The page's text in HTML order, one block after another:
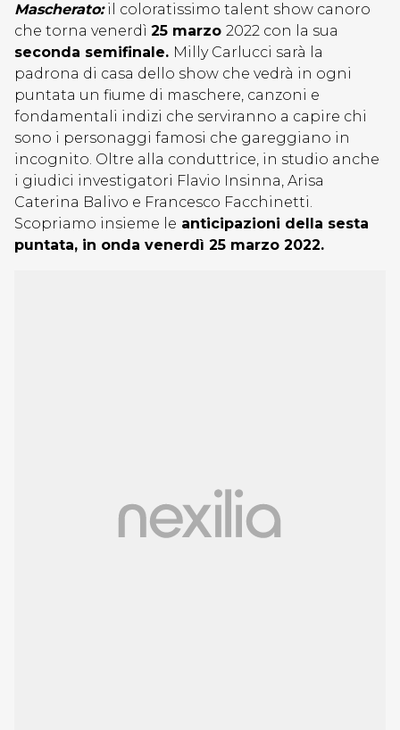
Mascherato:il coloratissimo talent show canoro
che torna venerdì 25 marzo 2022 con la sua
seconda semifinale. Milly Carlucci sarà la
padrona di casa dello show che vedrà in ogni
puntata un fiume di maschere, canzoni e
fondamentali indizi che serviranno a capire chi
sono i personaggi famosi che gareggiano in
incognito. Oltre alla conduttrice, in studio anche
i giudici investigatori Flavio Insinna, Arisa
Caterina Balivo e Francesco Facchinetti.
Scopriamo insieme le anticipazioni della sesta
puntata, in onda venerdì 25 marzo 2022.